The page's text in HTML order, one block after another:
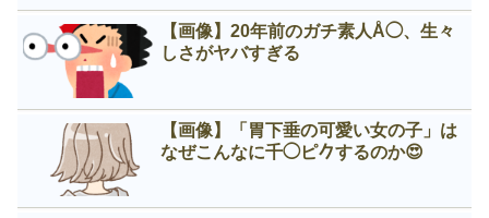
【画像】20年前のガチ素人Å◯、生々
しさがヤバすぎる
【画像】「胃下垂の可愛い女の子」は
なぜこんなに千◯ピ𠂊するのか😍